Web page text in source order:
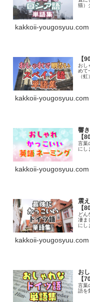
猫）
kakkoii-yougosyuu.com
【
おし
めて
（
kakkoii-yougosyuu.com
響
【
言葉
にし
kakkoii-yougosyuu.com
震
【
どん
凄ま
にし
kakkoii-yougosyuu.com
お
【
言葉
語を